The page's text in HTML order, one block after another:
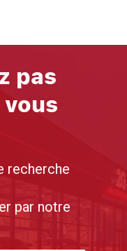
pas
recherche
par notre